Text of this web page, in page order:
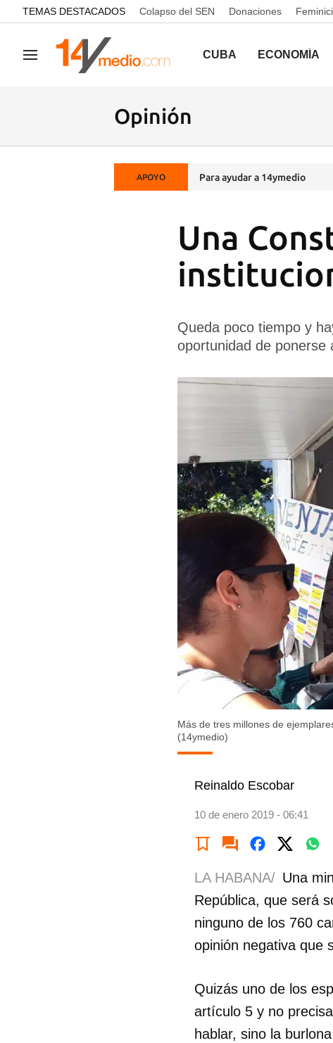
common.go-to-content
TEMAS DESTACADOS Colapso del SEN Donaciones
Navegación CUBA ECONOMÍA
Opinión
APOYO Para ayudar a 14ymedio
Una
Queda poco tiempo y
oportunidad de ponerse
Más de tres millones de
(14ymedio)
Reinaldo Escobar
10 de enero 2019 - 06:41
LA HABANA/ Una
República, que será
ninguno de los 760
opinión negativa que
Quizás uno de los
artículo 5 y no
hablar, sino la